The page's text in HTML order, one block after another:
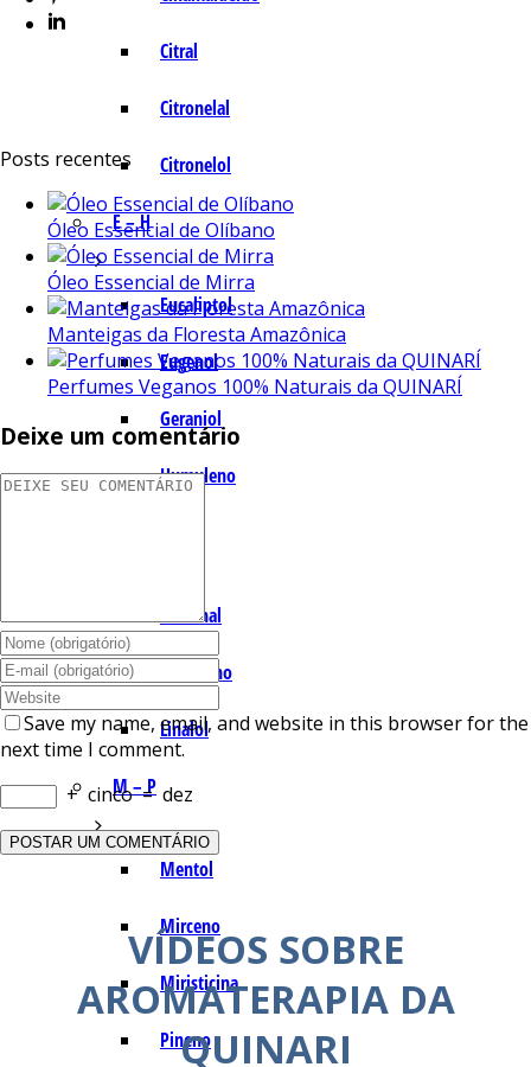
Citral
Citronelal
Citronelol
E – H
Eucaliptol
Eugenol
Geraniol
Humuleno
Lemonal
Limoneno
Linalol
M – P
Mentol
Mirceno
Miristicina
Pineno
Posts recentes
Óleo Essencial de Olíbano
Óleo Essencial de Mirra
Manteigas da Floresta Amazônica
Perfumes Veganos 100% Naturais da QUINARÍ
Deixe um comentário
Save my name, email, and website in this browser for the
next time I comment.
+ cinco= dez
VÍDEOS SOBRE
AROMATERAPIA DA
QUINARI